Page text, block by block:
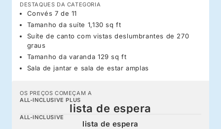
DESTAQUES DA CATEGORIA
Convés 7 de 11
Tamanho da suíte 1,130 sq ft
Suíte de canto com vistas deslumbrantes de 270
graus
Tamanho da varanda 129 sq ft
Sala de jantar e sala de estar amplas
OS PREÇOS COMEÇAM A
ALL-INCLUSIVE PLUS
lista de espera
ALL-INCLUSIVE
lista de espera